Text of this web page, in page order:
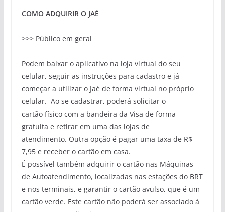
COMO ADQUIRIR O JAÉ
>>> Público em geral
Podem baixar o aplicativo na loja virtual do seu
celular, seguir as instruções para cadastroe já
começar a utilizar o Jaé de forma virtual no próprio
celular. Ao se cadastrar, poderá solicitar o
cartão físicocom a bandeira da Visa de forma
gratuita e retirar em uma das lojas de
atendimento. Outra opção é pagar uma taxa de R$
7,95 e receber o cartão em casa.
É possível também adquirir o cartão nas Máquinas
de Autoatendimento, localizadas nas estações do BRT
e nos terminais, e garantir o cartão avulso, que é um
cartão verde. Este cartão não poderá ser associado à